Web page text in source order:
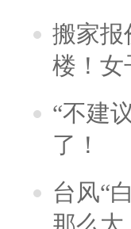
搬家报
楼！
“不建
了！
台风“